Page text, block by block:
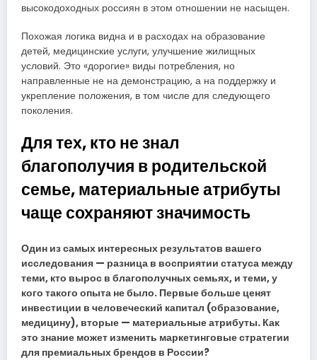
высокодоходных россиян в этом отношении не насыщен.
Похожая логика видна и в расходах на образование
детей, медицинские услуги, улучшение жилищных
условий. Это «дорогие» виды потребления, но
направленные не на демонстрацию, а на поддержку и
укрепление положения, в том числе для следующего
поколения.
Для тех, кто не знал
благополучия в родительской
семье, материальные атрибуты
чаще сохраняют значимость
Один из самых интересных результатов вашего
исследования — разница в восприятии статуса между
теми, кто вырос в благополучных семьях, и теми, у
кого такого опыта не было. Первые больше ценят
инвестиции в человеческий капитал (образование,
медицину), вторые — материальные атрибуты. Как
это знание может изменить маркетинговые стратегии
для премиальных брендов в России?